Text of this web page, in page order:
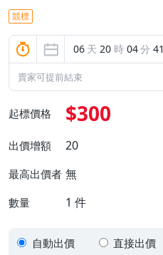
競標
06 天 20 時 04分 39
賣家可提前結束
起標價格 $300
出價增額 20
最高出價者 無
數量 1 件
自動出價 直接出價